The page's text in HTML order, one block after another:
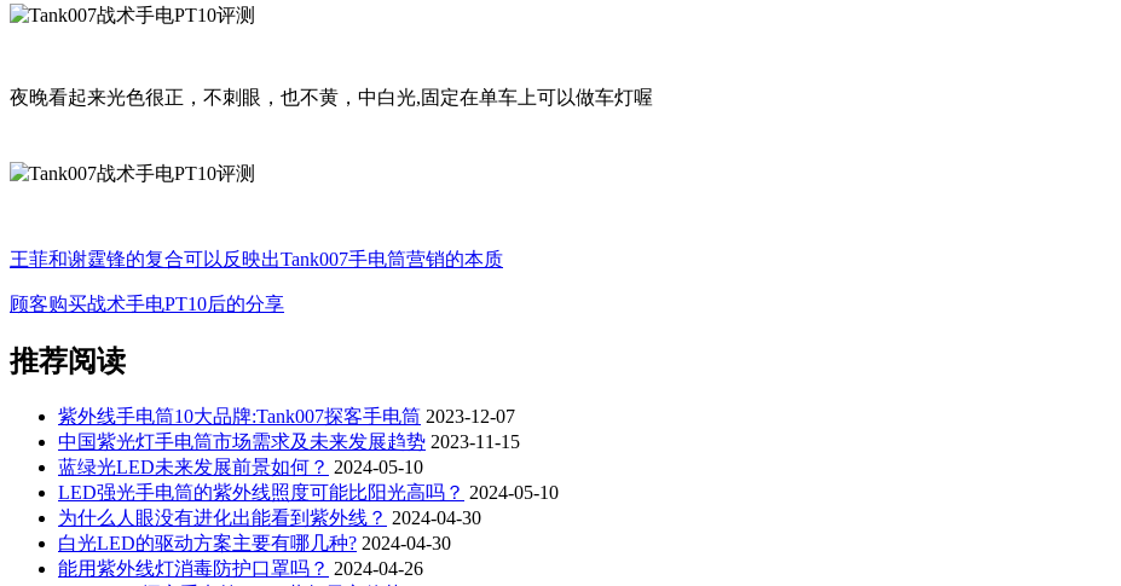
夜晚看起来光色很正，不刺眼，也不黄，中白光,固定在单车上可以做车灯喔
王菲和谢霆锋的复合可以反映出Tank007手电筒营销的本质
顾客购买战术手电PT10后的分享
推荐阅读
紫外线手电筒10大品牌:Tank007探客手电筒 2023-12-07
中国紫光灯手电筒市场需求及未来发展趋势 2023-11-15
蓝绿光LED未来发展前景如何？ 2024-05-10
LED强光手电筒的紫外线照度可能比阳光高吗？ 2024-05-10
为什么人眼没有进化出能看到紫外线？ 2024-04-30
白光LED的驱动方案主要有哪几种? 2024-04-30
能用紫外线灯消毒防护口罩吗？ 2024-04-26